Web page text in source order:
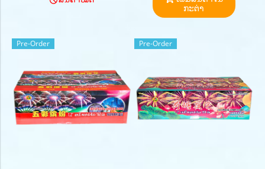
ກະຕ່າ
Pre-Order Pre-Order